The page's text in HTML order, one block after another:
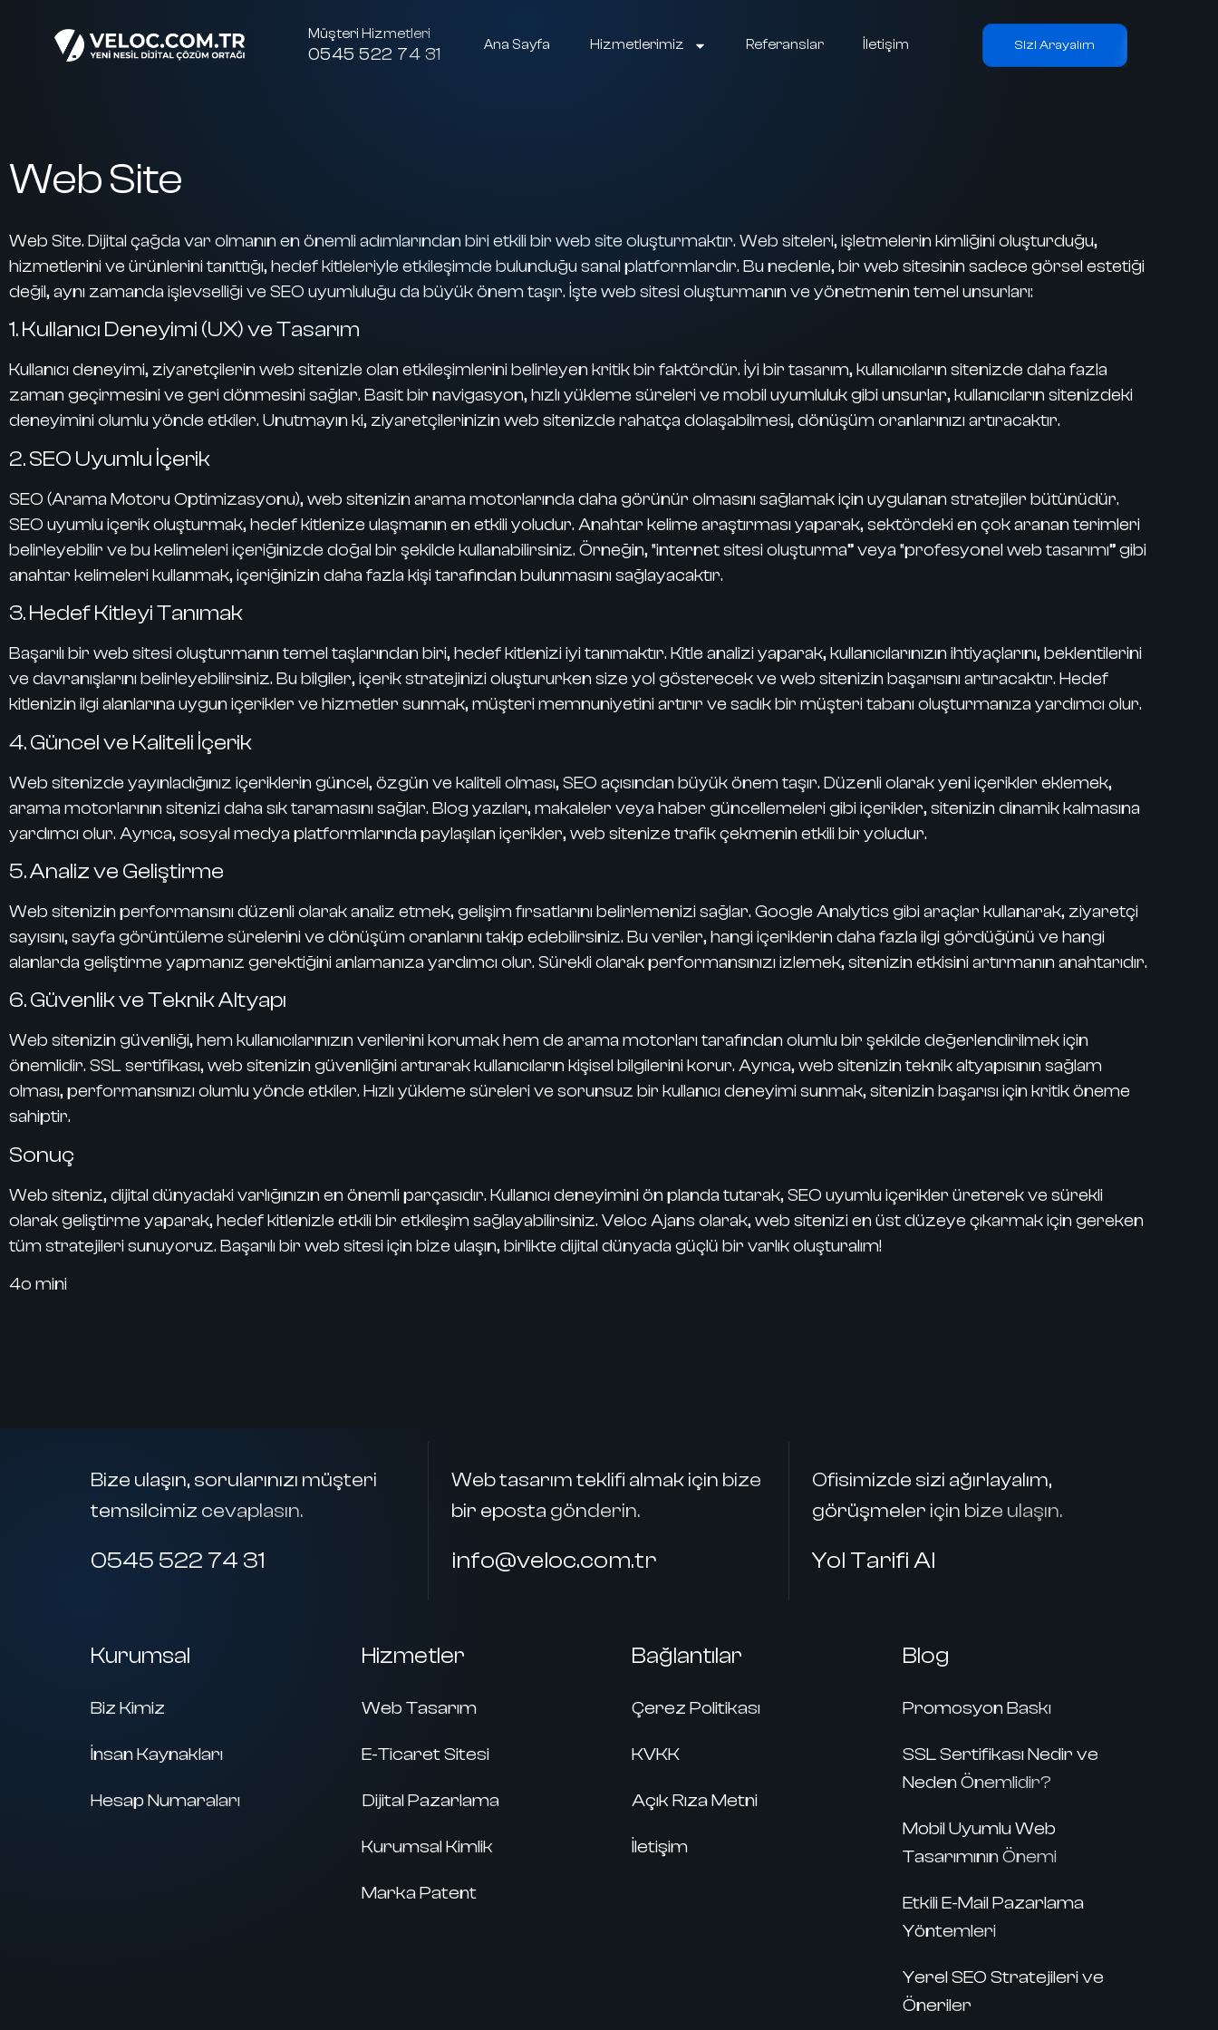
Müşteri Hizmetleri
0545 522 74 31 Ana Sayfa Hizmetlerimiz Referanslar İletişim Sizi Arayalım
Web Site
Web Site. Dijital çağda var olmanın en önemli adımlarından biri etkili bir web site oluşturmaktır. Web siteleri, işletmelerin kimliğini oluşturduğu,
hizmetlerini ve ürünlerini tanıttığı, hedef kitleleriyle etkileşimde bulunduğu sanal platformlardır. Bu nedenle, bir web sitesinin sadece görsel estetiği
değil, aynı zamanda işlevselliği ve SEO uyumluluğu da büyük önem taşır. İşte web sitesi oluşturmanın ve yönetmenin temel unsurları:
1. Kullanıcı Deneyimi (UX) ve Tasarım
Kullanıcı deneyimi, ziyaretçilerin web sitenizle olan etkileşimlerini belirleyen kritik bir faktördür. İyi bir tasarım, kullanıcıların sitenizde daha fazla
zaman geçirmesini ve geri dönmesini sağlar. Basit bir navigasyon, hızlı yükleme süreleri ve mobil uyumluluk gibi unsurlar, kullanıcıların sitenizdeki
deneyimini olumlu yönde etkiler. Unutmayın ki, ziyaretçilerinizin web sitenizde rahatça dolaşabilmesi, dönüşüm oranlarınızı artıracaktır.
2. SEO Uyumlu İçerik
SEO (Arama Motoru Optimizasyonu), web sitenizin arama motorlarında daha görünür olmasını sağlamak için uygulanan stratejiler bütünüdür.
SEO uyumlu içerik oluşturmak, hedef kitlenize ulaşmanın en etkili yoludur. Anahtar kelime araştırması yaparak, sektördeki en çok aranan terimleri
belirleyebilir ve bu kelimeleri içeriğinizde doğal bir şekilde kullanabilirsiniz. Örneğin, “internet sitesi oluşturma” veya “profesyonel web tasarımı” gibi
anahtar kelimeleri kullanmak, içeriğinizin daha fazla kişi tarafından bulunmasını sağlayacaktır.
3. Hedef Kitleyi Tanımak
Başarılı bir web sitesi oluşturmanın temel taşlarından biri, hedef kitlenizi iyi tanımaktır. Kitle analizi yaparak, kullanıcılarınızın ihtiyaçlarını, beklentilerini
ve davranışlarını belirleyebilirsiniz. Bu bilgiler, içerik stratejinizi oluştururken size yol gösterecek ve web sitenizin başarısını artıracaktır. Hedef
kitlenizin ilgi alanlarına uygun içerikler ve hizmetler sunmak, müşteri memnuniyetini artırır ve sadık bir müşteri tabanı oluşturmanıza yardımcı olur.
4. Güncel ve Kaliteli İçerik
Web sitenizde yayınladığınız içeriklerin güncel, özgün ve kaliteli olması, SEO açısından büyük önem taşır. Düzenli olarak yeni içerikler eklemek,
arama motorlarının sitenizi daha sık taramasını sağlar. Blog yazıları, makaleler veya haber güncellemeleri gibi içerikler, sitenizin dinamik kalmasına
yardımcı olur. Ayrıca, sosyal medya platformlarında paylaşılan içerikler, web sitenize trafik çekmenin etkili bir yoludur.
5. Analiz ve Geliştirme
Web sitenizin performansını düzenli olarak analiz etmek, gelişim fırsatlarını belirlemenizi sağlar. Google Analytics gibi araçlar kullanarak, ziyaretçi
sayısını, sayfa görüntüleme sürelerini ve dönüşüm oranlarını takip edebilirsiniz. Bu veriler, hangi içeriklerin daha fazla ilgi gördüğünü ve hangi
alanlarda geliştirme yapmanız gerektiğini anlamanıza yardımcı olur. Sürekli olarak performansınızı izlemek, sitenizin etkisini artırmanın anahtarıdır.
6. Güvenlik ve Teknik Altyapı
Web sitenizin güvenliği, hem kullanıcılarınızın verilerini korumak hem de arama motorları tarafından olumlu bir şekilde değerlendirilmek için
önemlidir. SSL sertifikası, web sitenizin güvenliğini artırarak kullanıcıların kişisel bilgilerini korur. Ayrıca, web sitenizin teknik altyapısının sağlam
olması, performansınızı olumlu yönde etkiler. Hızlı yükleme süreleri ve sorunsuz bir kullanıcı deneyimi sunmak, sitenizin başarısı için kritik öneme
sahiptir.
Sonuç
Web siteniz, dijital dünyadaki varlığınızın en önemli parçasıdır. Kullanıcı deneyimini ön planda tutarak, SEO uyumlu içerikler üreterek ve sürekli
olarak geliştirme yaparak, hedef kitlenizle etkili bir etkileşim sağlayabilirsiniz. Veloc Ajans olarak, web sitenizi en üst düzeye çıkarmak için gereken
tüm stratejileri sunuyoruz. Başarılı bir web sitesi için bize ulaşın, birlikte dijital dünyada güçlü bir varlık oluşturalım!
4o mini
Bize ulaşın, sorularınızı müşteri
temsilcimiz cevaplasın.
0545 522 74 31
Web tasarım teklifi almak için bize
bir eposta gönderin.
info@veloc.com.tr
Ofisimizde sizi ağırlayalım,
görüşmeler için bize ulaşın.
Yol Tarifi Al
Kurumsal
Biz Kimiz
İnsan Kaynakları
Hesap Numaraları
Hizmetler
Web Tasarım
E-Ticaret Sitesi
Dijital Pazarlama
Kurumsal Kimlik
Marka Patent
Bağlantılar
Çerez Politikası
KVKK
Açık Rıza Metni
İletişim
Blog
Promosyon Baskı
SSL Sertifikası Nedir ve
Neden Önemlidir?
Mobil Uyumlu Web
Tasarımının Önemi
Etkili E-Mail Pazarlama
Yöntemleri
Yerel SEO Stratejileri ve
Öneriler